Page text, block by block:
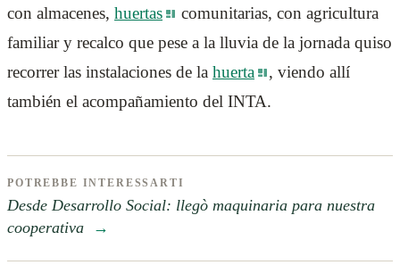
con almacenes, huertas
comunitarias, con agricultura
familiar y recalco que pese a la lluvia de la jornada quiso
recorrer las instalaciones de la huerta
, viendo allí
también el acompañamiento del INTA.
POTREBBE INTERESSARTI
Desde Desarrollo Social: llegò maquinaria para nuestra
cooperativa
→